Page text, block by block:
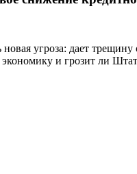
угроза: дает
и грозит ли